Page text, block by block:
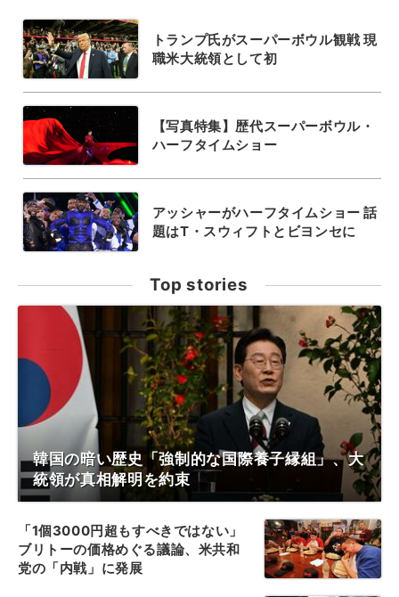
トランプ氏がスーパーボウル観戦 現
職米大統領として初
【写真特集】歴代スーパーボウル・
ハーフタイムショー
アッシャーがハーフタイムショー 話
題はT・スウィフトとビヨンセに
Top stories
韓国の暗い歴史「強制的な国際養子縁組」、大
統領が真相解明を約束
「1個3000円超もすべきではない」
ブリトーの価格めぐる議論、米共和
党の「内戦」に発展